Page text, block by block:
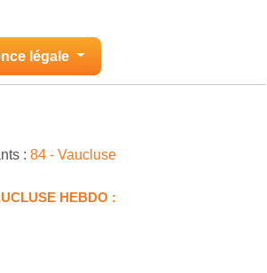
légale
: 84 - Vaucluse
HEBDO :